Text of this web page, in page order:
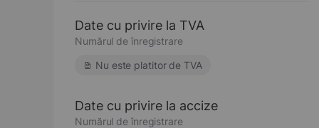
Date cu privire la TVA
Numărul de înregistrare
Nu este platitor de TVA
Date cu privire la accize
Numărul de înregistrare